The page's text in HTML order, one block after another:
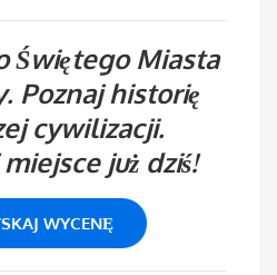
Świętego Miasta
Poznaj historię
cywilizacji.
już dziś!
WYCENĘ